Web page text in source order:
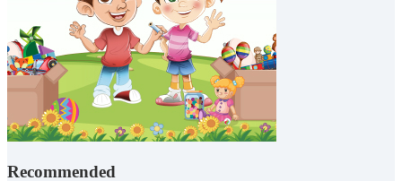
Recommended